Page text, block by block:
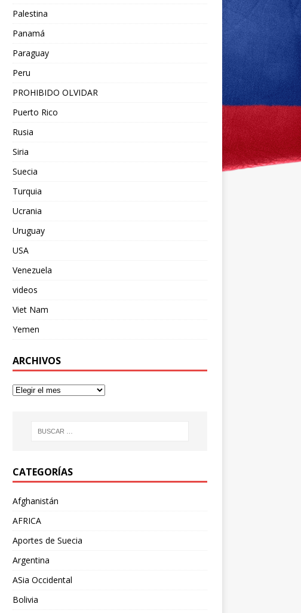
Palestina
Panamá
Paraguay
Peru
PROHIBIDO OLVIDAR
Puerto Rico
Rusia
Siria
Suecia
Turquia
Ucrania
Uruguay
USA
Venezuela
videos
Viet Nam
Yemen
ARCHIVOS
CATEGORÍAS
Afghanistán
AFRICA
Aportes de Suecia
Argentina
ASia Occidental
Bolivia